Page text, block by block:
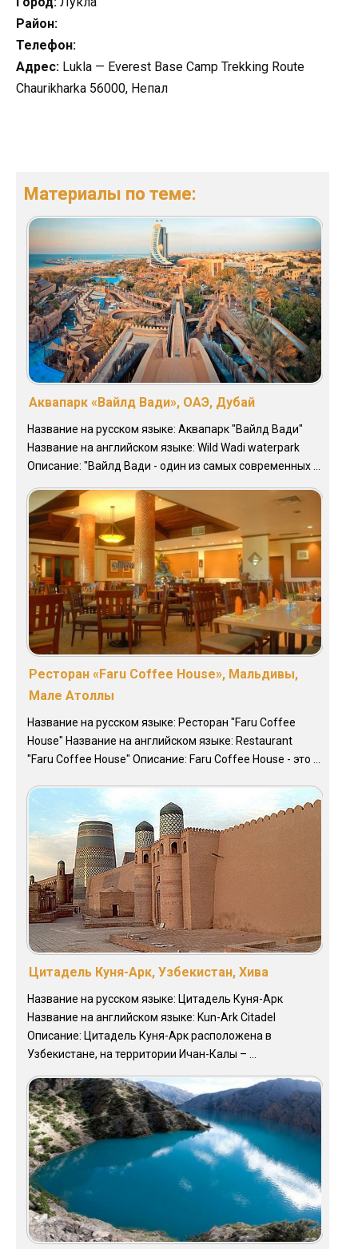
Район:
Телефон:
Адрес: Lukla — Everest Base Camp Trekking Route
Chaurikharka 56000, Непал
Материалы по теме:
Аквапарк «Вайлд Вади», ОАЭ, Дубай
Название на русском языке: Аквапарк "Вайлд Вади"
Название на английском языке: Wild Wadi waterpark
Описание: "Вайлд Вади - один из самых современных ...
Ресторан «Faru Coffee House», Мальдивы,
Мале Атоллы
Название на русском языке: Ресторан "Faru Coffee
House" Название на английском языке: Restaurant
"Faru Coffee House" Описание: Faru Coffee House - это ...
Цитадель Куня-Арк, Узбекистан, Хива
Название на русском языке: Цитадель Куня-Арк
Название на английском языке: Kun-Ark Citadel
Описание: Цитадель Куня-Арк расположена в
Узбекистане, на территории Ичан-Калы – ...